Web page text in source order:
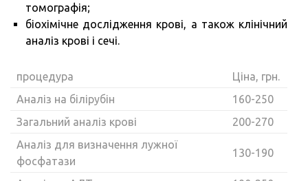
томографія;
біохімічне дослідження крові, а також клінічний
аналіз крові і сечі.
процедура
Ціна, грн.
Аналіз на білірубін
160-250
Загальний аналіз крові
200-270
Аналіз для визначення лужної
фосфатази
130-190